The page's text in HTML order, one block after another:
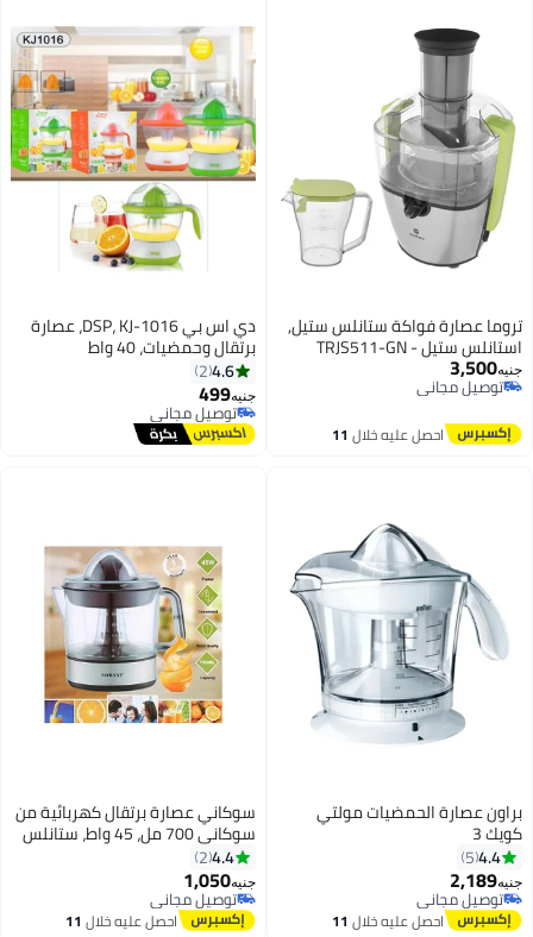
تروما عصارة فواكة ستانلس ستيل,
استانلس ستيل - TRJS511-GN
جنيه3,500
توصيل مجاني
احصل عليه خلال 11
دي اس بي DSP، KJ-1016، عصارة
برتقال وحمضيات، 40 واط
4.6
2
جنيه499
توصيل مجاني
توصيل مجاني
براون عصارة الحمضيات مولتي
كويك 3
4.4
5
جنيه2,189
توصيل مجاني
توصيل مجانياحصل عليه خلال 11
سوكاني عصارة برتقال كهربائية من
سوكاني 700 مل، 45 واط، ستانلس
ستيل واسود
4.4
2
جنيه1,050
توصيل مجاني
توصيل مجانياحصل عليه خلال 11